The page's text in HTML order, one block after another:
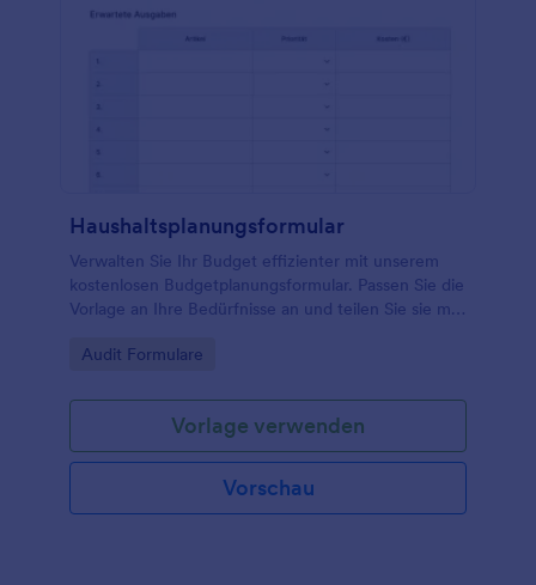
Haushaltsplanungsformular
Verwalten Sie Ihr Budget effizienter mit unserem
kostenlosen Budgetplanungsformular. Passen Sie die
Vorlage an Ihre Bedürfnisse an und teilen Sie sie mit
erwarteten Ausgaben aus.
Go to Category:
Audit Formulare
Vorlage verwenden
Vorschau